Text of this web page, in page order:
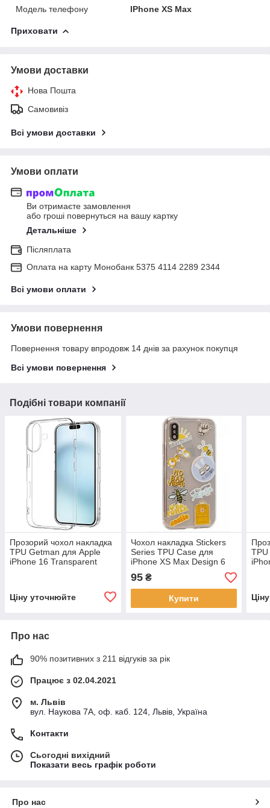
Модель телефону
IPhone XS Max
Приховати
Умови доставки
Нова Пошта
Самовивіз
Всі умови доставки
Умови оплати
Ви отримаєте замовлення
або гроші повернуться на вашу картку
Детальніше
Післяплата
Оплата на карту Монобанк 5375 4114 2289 2344
Всі умови оплати
Умови повернення
Повернення товару впродовж 14 днів за рахунок покупця
Всі умови повернення
Подібні товари компанії
Прозорий чохол накладка
TPU Getman для Apple
iPhone 16 Transparent
Ціну уточнюйте
Чохол накладка Stickers
Series TPU Case для
iPhone XS Max Design 6
95₴
Купити
Про нас
90% позитивних з 211 відгуків за рік
Працює з 02.04.2021
м. Львів
вул. Наукова 7А, оф. каб. 124, Львів, Україна
Контакти
Сьогодні вихідний
Показати весь графік роботи
Про нас